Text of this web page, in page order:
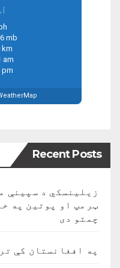
mb
km
am
pm
Recent Posts
زیلینسکي د سپینې
ټرمپ او پوتین په
چمتو دی
په افغانستان کې